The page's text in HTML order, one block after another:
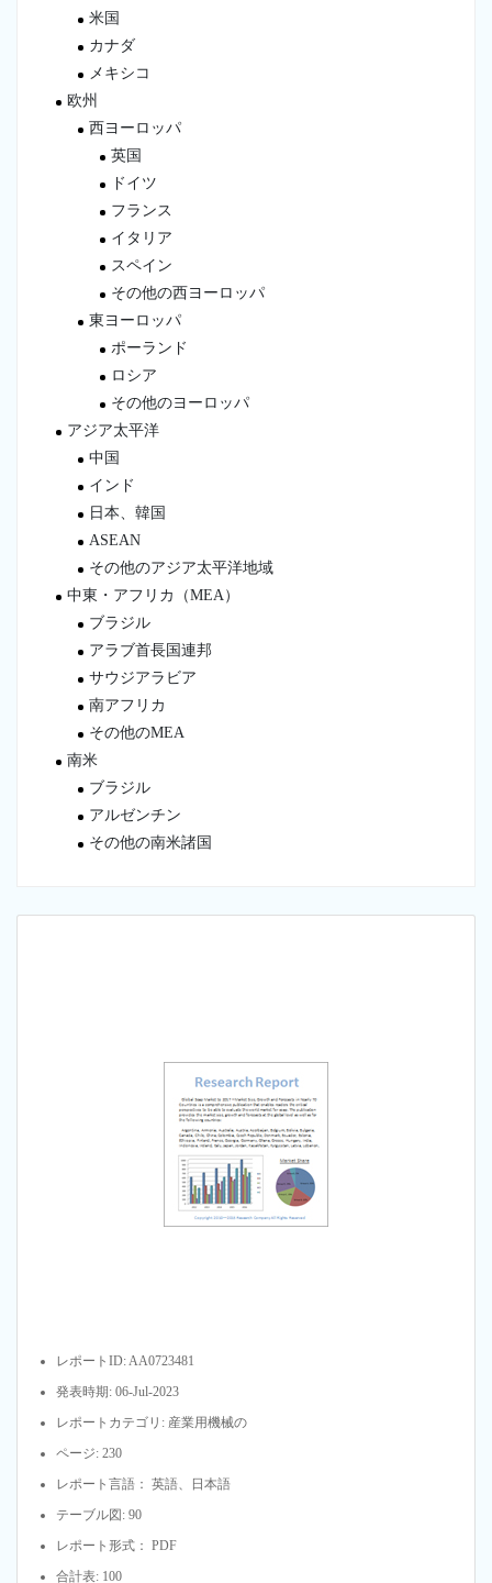
米国
カナダ
メキシコ
欧州
西ヨーロッパ
英国
ドイツ
フランス
イタリア
スペイン
その他の西ヨーロッパ
東ヨーロッパ
ポーランド
ロシア
その他のヨーロッパ
アジア太平洋
中国
インド
日本、韓国
ASEAN
その他のアジア太平洋地域
中東・アフリカ（MEA）
ブラジル
アラブ首長国連邦
サウジアラビア
南アフリカ
その他のMEA
南米
ブラジル
アルゼンチン
その他の南米諸国
レポートID: AA0723481
発表時期: 06-Jul-2023
レポートカテゴリ: 産業用機械の
ページ: 230
レポート言語： 英語、日本語
テーブル図: 90
レポート形式： PDF
合計表: 100